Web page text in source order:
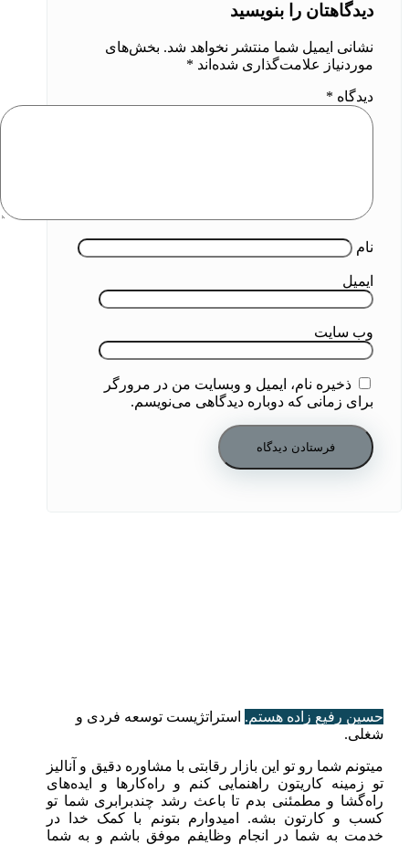
دیدگاهتان را بنویسید
نشانی ایمیل شما منتشر نخواهد شد. بخش‌های
موردنیاز علامت‌گذاری شده‌اند *
دیدگاه *
نام
ایمیل
وب‌ سایت
ذخیره نام، ایمیل و وبسایت من در مرورگر
برای زمانی که دوباره دیدگاهی می‌نویسم.
حسین رفیع زاده هستم. استراتژیست توسعه فردی و
شغلی.
میتونم شما رو تو این بازار رقابتی با مشاوره دقیق و آنالیز
تو زمینه کاریتون راهنمایی کنم و راه‌کارها و ایده‌های
راه‌گشا و مطمئنی بدم تا باعث رشد چندبرابری شما تو
کسب و کارتون بشه. امیدوارم بتونم با کمک خدا در
خدمت به شما در انجام وظایفم موفق باشم و به شما